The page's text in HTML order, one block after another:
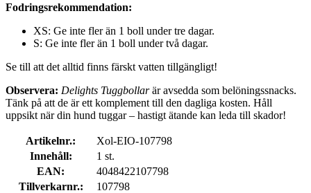
Fodringsrekommendation:
XS: Ge inte fler än 1 boll under tre dagar.
S: Ge inte fler än 1 boll under två dagar.
Se till att det alltid finns färskt vatten tillgängligt!
Observera: Delights Tuggbollarär avsedda som belöningssnacks.
Tänk på att de är ett komplement till den dagliga kosten. Håll
uppsikt när din hund tuggar – hastigt ätande kan leda till skador!
Artikelnr.:
Xol-EIO-107798
Innehåll:
1 st.
EAN:
4048422107798
Tillverkarnr.:
107798